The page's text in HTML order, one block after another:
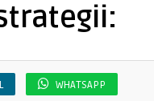
WHATSAPP